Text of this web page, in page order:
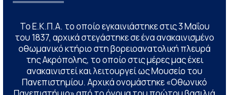
Το Ε.Κ.Π.Α. το οποίο εγκαινιάστηκε στις 3 Μαΐου
του 1837, αρχικά στεγάστηκε σε ένα ανακαινισμένο
οθωμανικό κτήριο στη βορειοανατολική πλευρά
της Ακρόπολης, το οποίο στις μέρες μας έχει
ανακαινιστεί και λειτουργεί ως Μουσείο του
Πανεπιστημίου. Αρχικά ονομάστηκε «Οθωνικό